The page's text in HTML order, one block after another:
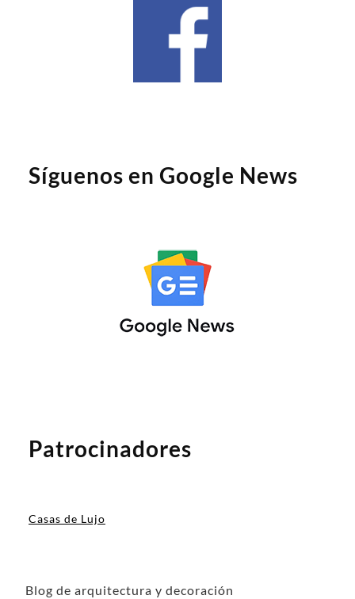
Síguenos en Google News
Patrocinadores
Casas de Lujo
Blog de arquitectura y decoración